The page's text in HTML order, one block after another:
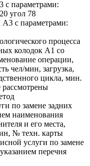
с параметрами:
угол 78
с параметрами:
процесса
колодок А1 со
операции,
чел/мин, загрузка,
цикла, мин.
по замене задних
наименования
и его места,
№ техн. карты
услуги по замене
перечня